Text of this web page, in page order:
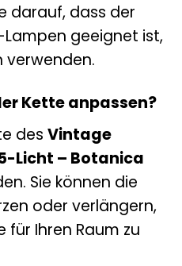
darauf, dass der
Lampen geeignet ist,
verwenden.
Kette anpassen?
des Vintage
Licht – Botanica
Sie können die
oder verlängern,
Ihren Raum zu